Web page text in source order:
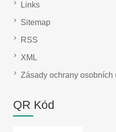
Links
Sitemap
RSS
XML
Zásady ochrany osobních
QR Kód